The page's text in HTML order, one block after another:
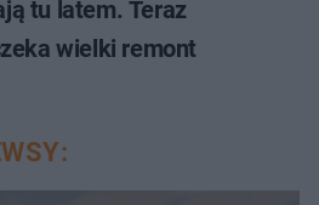
tu latem. Teraz
wielki remont